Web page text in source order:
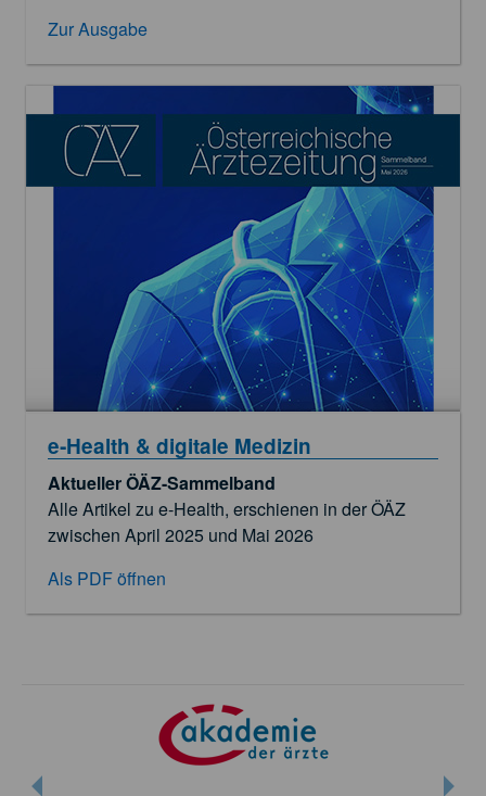
Zur Ausgabe
e‑Health & digitale Medizin
Aktueller ÖÄZ-Sammelband
Alle Artikel zu e‑Health, erschienen in der ÖÄZ
zwischen April 2025 und Mai 2026
Als PDF öffnen